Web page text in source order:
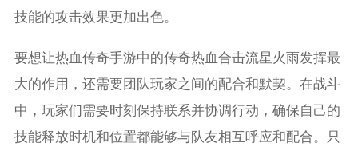
技能的攻击效果更加出色。
要想让热血传奇手游中的传奇热血合击流星火雨发挥最
大的作用，还需要团队玩家之间的配合和默契。在战斗
中，玩家们需要时刻保持联系并协调行动，确保自己的
技能释放时机和位置都能够与队友相互呼应和配合。只